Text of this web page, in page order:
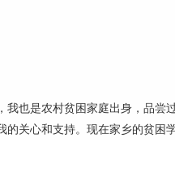
是农村贫困家庭出身，品尝
关心和支持。现在家乡的贫困